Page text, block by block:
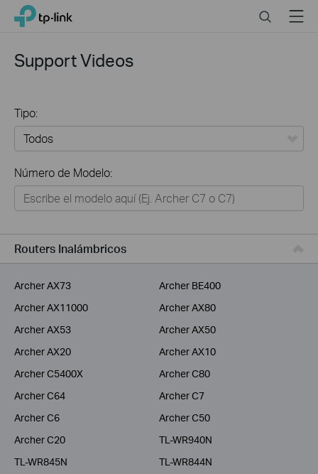
Click
navigation
TP-Link, Reliably Smart SearchMenu
Support Videos
Tipo:
Hogar
Hogar Inteligente
Negocios
Proveedor de Servicios
Número de Modelo:
Routers Inalámbricos
Archer AX73
Archer BE400
Archer AX11000
Archer AX80
Archer AX53
Archer AX50
Archer AX20
Archer AX10
Archer C5400X
Archer C80
Archer C64
Archer C7
Archer C6
Archer C50
Archer C20
TL-WR940N
TL-WR845N
TL-WR844N